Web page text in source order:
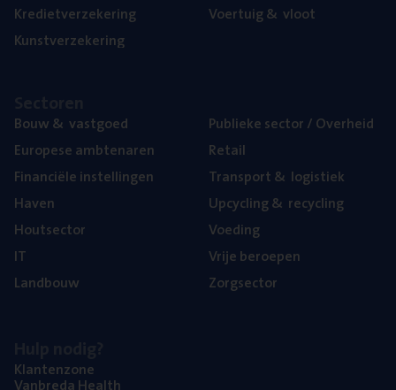
Kre­diet­ver­ze­ke­ring
Kunst­ver­ze­ke­ring
Voer­tuig& vloot
Bouw& vastgoed
Euro­pe­se ambtenaren
Finan­ci­ë­le instellingen
Haven
Hout­sec­tor
IT
Land­bouw
Publie­ke sec­tor / Overheid
Retail
Trans­port& logistiek
Upcy­cling& recycling
Voe­ding
Vrije beroe­pen
Zorg­sec­tor
Klan­ten­zo­ne
Van­b­re­da Health